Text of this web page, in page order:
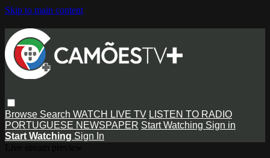
Skip to main content
Browse Search WATCH LIVE TV LISTEN TO RADIO
PORTUGUESE NEWSPAPER Start Watching Sign in
Start Watching Sign In